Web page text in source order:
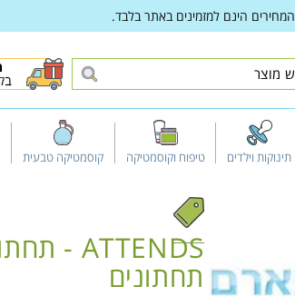
המחירים הינם למזמינים באתר בלבד.
תינוקות וילדים טיפוח וקוסמטיקה קוסמטיקה טבעית
תחתונים